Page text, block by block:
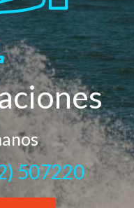
507220